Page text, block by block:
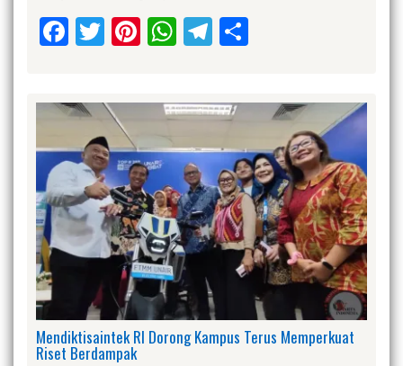
Facebook
Twitter
Pinterest
WhatsApp
Telegram
Mendiktisaintek RI Dorong Kampus Terus Memperkuat
Riset Berdampak